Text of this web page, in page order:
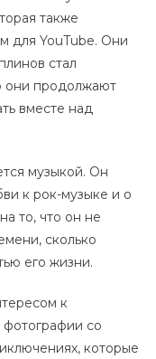
также
для YouTube. Они
стал
они продолжают
вместе над
музыкой. Он
к рок-музыке и о
то, что он не
сколько
его жизни.
к
со
которые